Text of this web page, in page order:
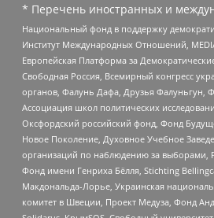
* Перечень иностранных и
Национальный фонд в поддержку
Институт Международных Отношений,
Европейская Платформа за
Свободная Россия, Всемирный конгресс
органов, Фалунь Дафа, Друзья Фалуньгун,
Ассоциация школ политических
Оксфордский российский фонд, Фонд
Новое Поколение, Духовное Учебное
организаций по наблюдению за
Фонд имени Генриха Бёлля, Stichting
Макдональда-Лорье, Украинская
комитет в Швеции, Проект Медуза, Фонд